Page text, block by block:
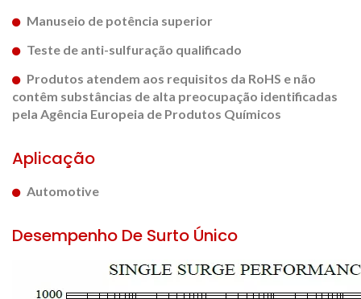
Manuseio de potência superior
Teste de anti-sulfuração qualificado
Produtos atendem aos requisitos da RoHS e não
contêm substâncias de alta preocupação identificadas
pela Agência Europeia de Produtos Químicos
Aplicação
Automotive
Desempenho De Surto Único